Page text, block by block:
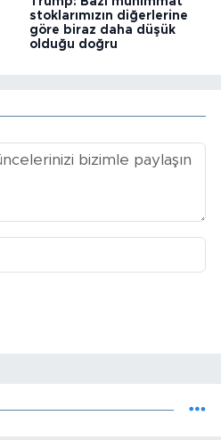
stoklarımızın diğerlerine
göre biraz daha düşük
olduğu doğru